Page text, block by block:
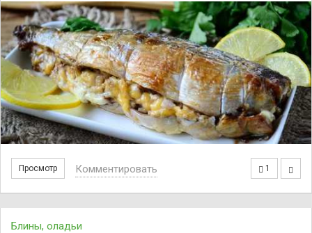
Просмотр 1
Комментировать
Блины, оладьи